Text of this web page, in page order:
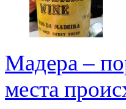
Мадера –
места